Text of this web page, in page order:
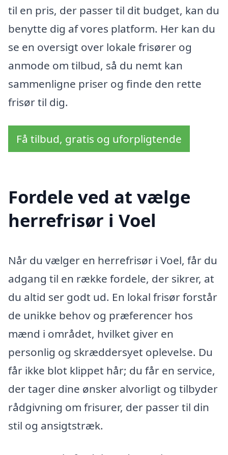
til en pris, der passer til dit budget, kan du
benytte dig af vores platform. Her kan du
se en oversigt over lokale frisører og
anmode om tilbud, så du nemt kan
sammenligne priser og finde den rette
frisør til dig.
Få tilbud, gratis og uforpligtende
Fordele ved at vælge
herrefrisør i Voel
Når du vælger en herrefrisør i Voel, får du
adgang til en række fordele, der sikrer, at
du altid ser godt ud. En lokal frisør forstår
de unikke behov og præferencer hos
mænd i området, hvilket giver en
personlig og skræddersyet oplevelse. Du
får ikke blot klippet hår; du får en service,
der tager dine ønsker alvorligt og tilbyder
rådgivning om frisurer, der passer til din
stil og ansigtstræk.